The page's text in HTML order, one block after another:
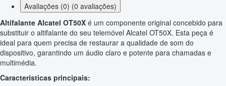
Avaliações (0) (0 avaliações)
Altifalante Alcatel OT50X é um componente original concebido para
substituir o altifalante do seu telemóvel Alcatel OT50X. Esta peça é
ideal para quem precisa de restaurar a qualidade de som do
dispositivo, garantindo um áudio claro e potente para chamadas e
multimédia.
Características principais: